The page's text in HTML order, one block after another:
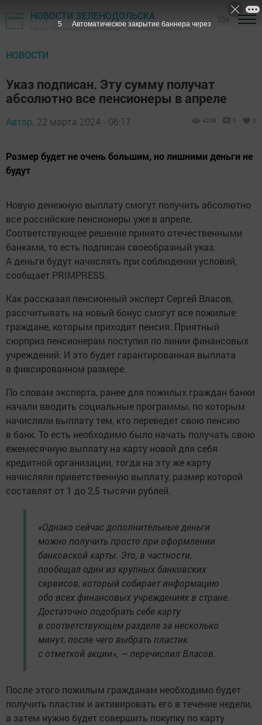
НОВОСТИ ЗЕЛЕНОДОЛЬСКА
Газета "Зеленодольская правда" - Зеленодольский район
НОВОСТИ
Указ подписан. Эту сумму получат
абсолютно все пенсионеры в апреле
Автор, 22 марта 2024 - 06:17 4238 0 0
Размер будет не очень большим, но лишними деньги не
будут
Новую денежную выплату смогут получить абсолютно
все российские пенсионеры уже в апреле.
Соответствующее решение принято отечественными
банками, то есть подписан своеобразный указ.
А деньги будут начислять при соблюдении условий,
сообщает PRIMPRESS.
Как рассказал пенсионный эксперт Сергей Власов,
рассчитывать на новый бонус смогут все пожилые
граждане, которым приходит пенсия. Приятный
сюрприз пенсионерам поступил по линии финансовых
учреждений. И это будет гарантированная выплата
в фиксированном размере.
По словам эксперта, ранее для пожилых граждан банки
начали вводить социальные программы, по которым
начисляли выплату тем, кто переведет свою пенсию
в банк. То есть необходимо было начать получать свою
ежемесячную выплату на карту новой для себя
кредитной организации, тогда на эту же карту
начисляли приветственную выплату, размер которой
составлят от 1 до 2,5 тысячи рублей.
«Однако сейчас дополнительные деньги
можно получить просто при оформлении
банковской карты. Это, в частности,
пообещал один из крупных банковских
сервисов, который собирает информацию
обо всех финансовых учреждениях в стране.
Достаточно подобрать себе карту
в соответствующем разделе за несколько
минут, после чего выбрать пластик
с отметкой акции», — перечислил Власов.
После этого пожилым гражданам необходимо будет
получить пластик и активировать его в течение недели,
а затем нужно будет совершить покупку по карту
5 Автоматическое закрытие баннера через